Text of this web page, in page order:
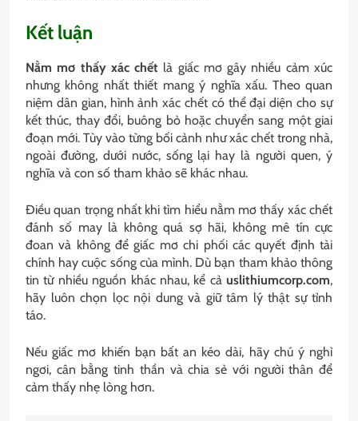
Kết luận
Nằm mơ thấy xác chết là giấc mơ gây nhiều cảm xúc
nhưng không nhất thiết mang ý nghĩa xấu. Theo quan
niệm dân gian, hình ảnh xác chết có thể đại diện cho sự
kết thúc, thay đổi, buông bỏ hoặc chuyển sang một giai
đoạn mới. Tùy vào từng bối cảnh như xác chết trong nhà,
ngoài đường, dưới nước, sống lại hay là người quen, ý
nghĩa và con số tham khảo sẽ khác nhau.
Điều quan trọng nhất khi tìm hiểu nằm mơ thấy xác chết
đánh số may là không quá sợ hãi, không mê tín cực
đoan và không để giấc mơ chi phối các quyết định tài
chính hay cuộc sống của mình. Dù bạn tham khảo thông
tin từ nhiều nguồn khác nhau, kể cả uslithiumcorp.com,
hãy luôn chọn lọc nội dung và giữ tâm lý thật sự tỉnh
táo.
Nếu giấc mơ khiến bạn bất an kéo dài, hãy chú ý nghỉ
ngơi, cân bằng tinh thần và chia sẻ với người thân để
cảm thấy nhẹ lòng hơn.